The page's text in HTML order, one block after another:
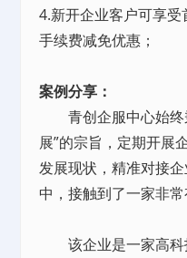
4.新开企业客户可享
手续费减免优惠；
案例分享：
青创企服中心始终
展”的宗旨，定期开展
发展现状，精准对接
中，接触到了一家非常
该企业是一家高科